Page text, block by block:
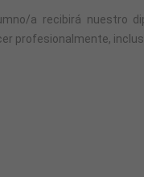
a recibirá nuestro
profesionalmente,